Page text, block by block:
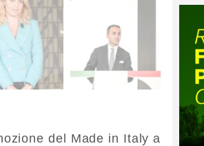
del Made in Italy a